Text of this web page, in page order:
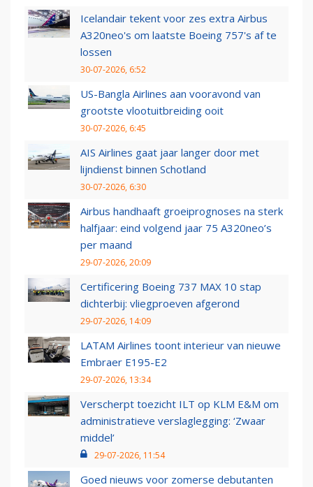
Icelandair tekent voor zes extra Airbus
A320neo's om laatste Boeing 757's af te
lossen
30-07-2026, 6:52
US-Bangla Airlines aan vooravond van
grootste vlootuitbreiding ooit
30-07-2026, 6:45
AIS Airlines gaat jaar langer door met
lijndienst binnen Schotland
30-07-2026, 6:30
Airbus handhaaft groeiprognoses na sterk
halfjaar: eind volgend jaar 75 A320neo’s
per maand
29-07-2026, 20:09
Certificering Boeing 737 MAX 10 stap
dichterbij: vliegproeven afgerond
29-07-2026, 14:09
LATAM Airlines toont interieur van nieuwe
Embraer E195-E2
29-07-2026, 13:34
Verscherpt toezicht ILT op KLM E&M om
administratieve verslaglegging: ‘Zwaar
middel’
29-07-2026, 11:54
Goed nieuws voor zomerse debutanten